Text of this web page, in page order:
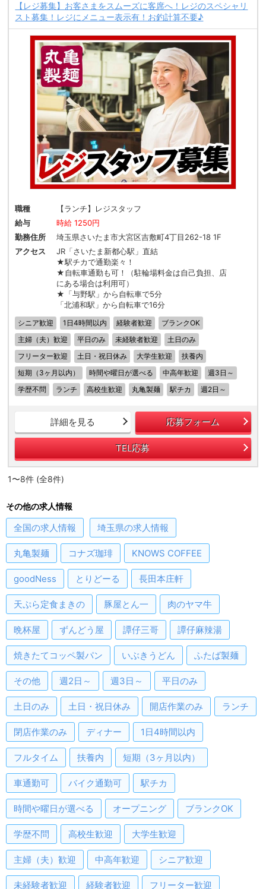
【レジ募集】お客さまをスムーズに客席へ！レジのスペシャリ
スト募集！レジにメニュー表示有！お釣計算不要♪
職種
【ランチ】レジスタッフ
給与
時給 1250円
勤務住所
埼玉県さいたま市大宮区吉敷町4丁目262-18 1F
アクセス
JR「さいたま新都心駅」直結
★駅チカで通勤楽々！
★自転車通勤も可！（駐輪場料金は自己負担、店
にある場合は利用可）
★「与野駅」から自転車で5分
「北浦和駅」から自転車で16分
シニア歓迎 1日4時間以内 経験者歓迎
ブランクOK
主婦（夫）歓迎
平日のみ 未経験者歓迎
土日のみ
フリーター歓迎
土日・祝日休み 大学生歓迎
扶養内
短期（3ヶ月以内）
時間や曜日が選べる 中高年歓迎
週3日～
学歴不問
ランチ 高校生歓迎 丸亀製麺 駅チカ 週2日～
詳細を見る 応募フォーム
TEL応募
1〜8件 (全8件)
その他の求人情報
全国の求人情報 埼玉県の求人情報
丸亀製麺 コナズ珈琲 KNOWS COFFEE
goodNess とりどーる 長田本庄軒
天ぷら定食まきの 豚屋とん一 肉のヤマ牛
晩杯屋 ずんどう屋 譚仔三哥 譚仔麻辣湯
焼きたてコッペ製パン いぶきうどん ふたば製麺
その他 週2日～ 週3日～ 平日のみ
土日のみ 土日・祝日休み 開店作業のみ ランチ
閉店作業のみ ディナー 1日4時間以内
フルタイム 扶養内 短期（3ヶ月以内）
車通勤可 バイク通勤可 駅チカ
時間や曜日が選べる オープニング ブランクOK
学歴不問 高校生歓迎 大学生歓迎
主婦（夫）歓迎 中高年歓迎 シニア歓迎
未経験者歓迎 経験者歓迎 フリーター歓迎